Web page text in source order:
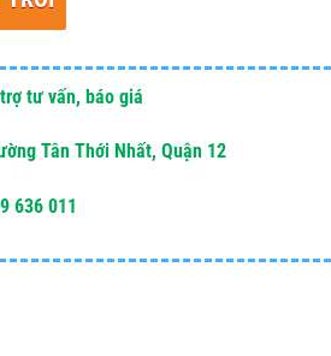
tư vấn, báo giá
Tân Thới Nhất, Quận 12
636 011